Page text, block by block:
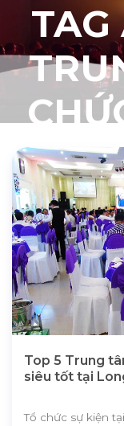
TAG
Top 5 Trung
siêu tốt tại
Tổ chức sự kiện